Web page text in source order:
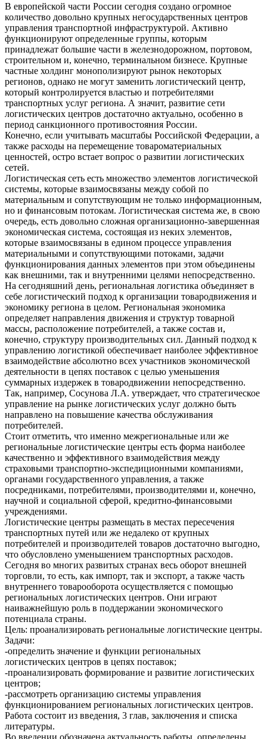
В европейской части России сегодня создано огромное
количество довольно крупных негосударственных центров
управления транспортной инфраструктурой. Активно
функционируют определенные группы, которым
принадлежат большие части в железнодорожном, портовом,
строительном и, конечно, терминальном бизнесе. Крупные
частные холдинг монополизируют рынок некоторых
регионов, однако не могут заменить логистический центр,
который контролируется властью и потребителями
транспортных услуг региона. А значит, развитие сети
логистических центров достаточно актуально, особенно в
период санкционного противостояния России.
Конечно, если учитывать масштабы Российской Федерации, а
также расходы на перемещение товароматериальных
ценностей, остро встает вопрос о развитии логистических
сетей.
Логистическая сеть есть множество элементов логистической
системы, которые взаимосвязаны между собой по
материальным и сопутствующим не только информационным,
но и финансовым потокам. Логистическая система же, в свою
очередь, есть довольно сложная организационно-завершенная
экономическая система, состоящая из неких элементов,
которые взаимосвязаны в едином процессе управления
материальными и сопутствующими потоками, задачи
функционирования данных элементов при этом объединены
как внешними, так и внутренними целями непосредственно.
На сегодняшний день, региональная логистика объединяет в
себе логистический подход к организации товародвижения и
экономику региона в целом. Региональная экономика
определяет направления движения и структур товарной
массы, расположение потребителей, а также состав и,
конечно, структуру производительных сил. Данный подход к
управлению логистикой обеспечивает наиболее эффективное
взаимодействие абсолютно всех участников экономической
деятельности в цепях поставок с целью уменьшения
суммарных издержек в товародвижении непосредственно.
Так, например, Сосунова Л.А. утверждает, что стратегическое
управление на рынке логистических услуг должно быть
направлено на повышение качества обслуживания
потребителей.
Стоит отметить, что именно межрегиональные или же
региональные логистические центры есть форма наиболее
качественно и эффективного взаимодействия между
страховыми транспортно-экспедиционными компаниями,
органами государственного управления, а также
посредниками, потребителями, производителями и, конечно,
научной и социальной сферой, кредитно-финансовыми
учреждениями.
Логистические центры размещать в местах пересечения
транспортных путей или же недалеко от крупных
потребителей и производителей товаров достаточно выгодно,
что обусловлено уменьшением транспортных расходов.
Сегодня во многих развитых странах весь оборот внешней
торговли, то есть, как импорт, так и экспорт, а также часть
внутреннего товарооборота осуществляется с помощью
региональных логистических центров. Они играют
наиважнейшую роль в поддержании экономического
потенциала страны.
Цель: проанализировать региональные логистические центры.
Задачи:
-определить значение и функции региональных
логистических центров в цепях поставок;
-проанализировать формирование и развитие логистических
центров;
-рассмотреть организацию системы управления
функционированием региональных логистических центров.
Работа состоит из введения, 3 глав, заключения и списка
литературы.
Во введении обозначена актуальность работы, определены